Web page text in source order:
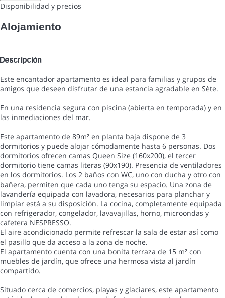
Disponibilidad y precios
Alojamiento
Descripción
Este encantador apartamento es ideal para familias y grupos de
amigos que deseen disfrutar de una estancia agradable en Sète.
En una residencia segura con piscina (abierta en temporada) y en
las inmediaciones del mar.
Este apartamento de 89m² en planta baja dispone de 3
dormitorios y puede alojar cómodamente hasta 6 personas. Dos
dormitorios ofrecen camas Queen Size (160x200), el tercer
dormitorio tiene camas literas (90x190). Presencia de ventiladores
en los dormitorios. Los 2 baños con WC, uno con ducha y otro con
bañera, permiten que cada uno tenga su espacio. Una zona de
lavandería equipada con lavadora, necesarios para planchar y
limpiar está a su disposición. La cocina, completamente equipada
con refrigerador, congelador, lavavajillas, horno, microondas y
cafetera NESPRESSO.
El aire acondicionado permite refrescar la sala de estar así como
el pasillo que da acceso a la zona de noche.
El apartamento cuenta con una bonita terraza de 15 m² con
muebles de jardín, que ofrece una hermosa vista al jardín
compartido.
Situado cerca de comercios, playas y glaciares, este apartamento